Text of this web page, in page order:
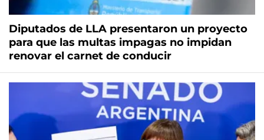
Diputados de LLA presentaron un proyecto
para que las multas impagas no impidan
renovar el carnet de conducir